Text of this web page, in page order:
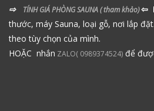
⇨ TÍNH GIÁ PHÒNG SAUNA( tham khảo)⇦
thước, máy Sauna, loại gỗ, nơi lắp
theo tùy chọn của mình.
HOẶC nhắn ZALO( 0989374524) để